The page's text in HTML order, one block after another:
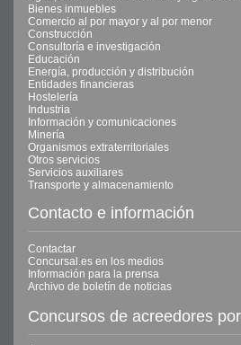
Bienes inmuebles
Comercio al por mayor y al por menor
Construcción
Consultoría e investigación
Educación
Energía, producción y distribución
Entidades financieras
Hostelería
Industria
Información y comunicaciones
Minería
Organismos extraterritoriales
Otros servicios
Servicios auxiliares
Transporte y almacenamiento
Contacto e información
Contactar
Concursal.es en los medios
Información para la prensa
Archivo de boletín de noticias
Concursos de acreedores